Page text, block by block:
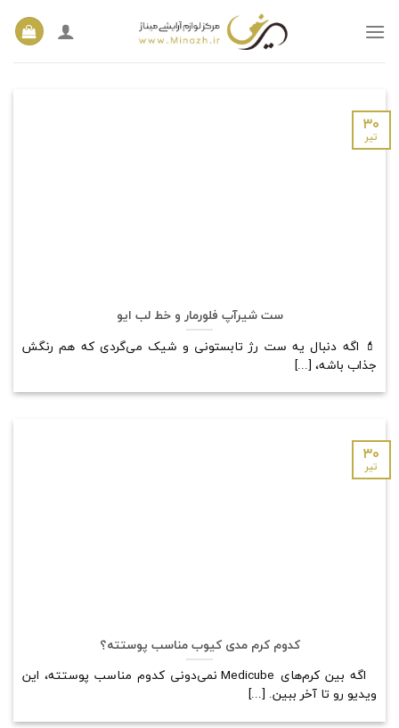
ست شیرآپ فلورمار و خط لب ایو
💄 اگه دنبال یه ست رژ تابستونی و شیک می‌گردی که هم رنگش
جذاب باشه، [...]
۳۰
تیر
کدوم کرم مدی کیوب مناسب پوستته؟
اگه بین کرم‌های Medicube نمی‌دونی کدوم مناسب پوستته، این
ویدیو رو تا آخر ببین. [...]
۳۰
تیر